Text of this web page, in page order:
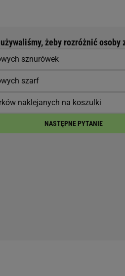
żeby rozróżnić osoby
sznurówek
szarf
naklejanych na koszulki
NASTĘPNE PYTANIE